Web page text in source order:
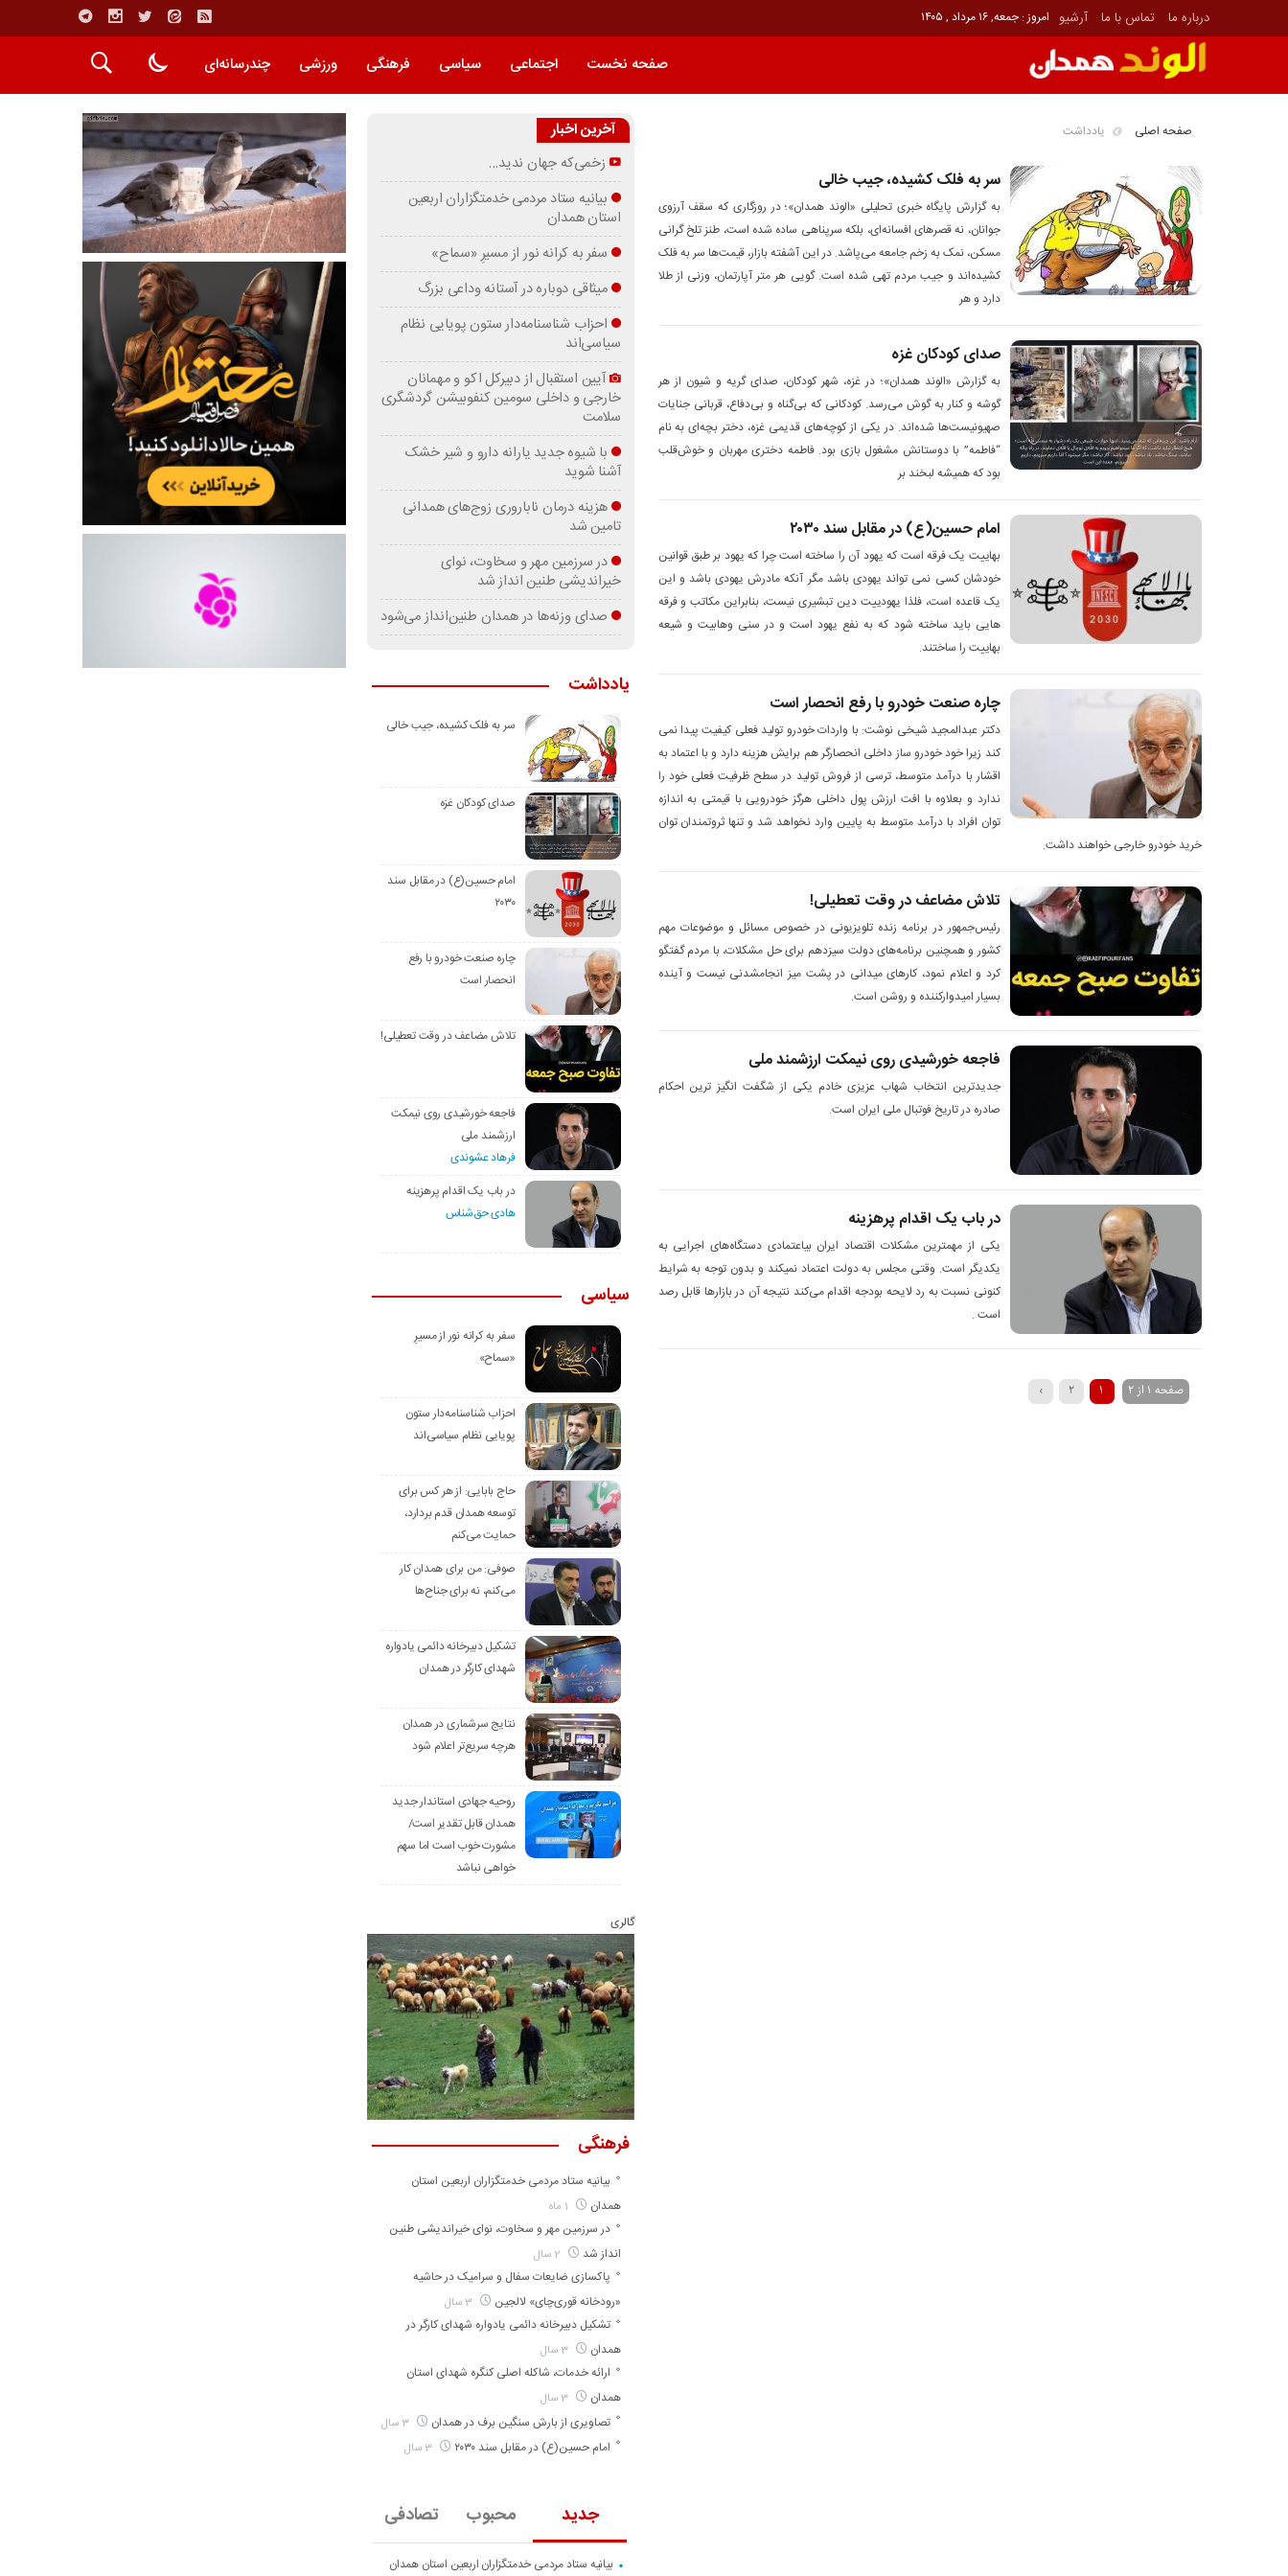
درباره ما تماس با ما آرشیو امروز : جمعه, ۱۶ مرداد , ۱۴۰۵
صفحه نخست اجتماعی سیاسی فرهنگی ورزشی چندرسانه‌ای
صفحه اصلی یادداشت
سر به فلک کشیده، جیب خالی
به گزارش پایگاه خبری تحلیلی «الوند همدان»؛ در روزگاری که سقف آرزوی
جوانان، نه قصرهای افسانه‌ای، بلکه سرپناهی ساده شده است، طنز تلخ گرانی
مسکن، نمک به زخم جامعه می‌پاشد. در این آشفته بازار، قیمت‌ها سر به فلک
کشیده‌اند و جیب مردم تهی شده است. گویی هر متر آپارتمان، وزنی از طلا
دارد و هر
صدای کودکان غزه
به گزارش «الوند همدان»؛ در غزه، شهر کودکان، صدای گریه و شیون از هر
گوشه و کنار به گوش می‌رسد. کودکانی که بی‌گناه و بی‌دفاع، قربانی جنایات
صهیونیست‌ها شده‌اند. در یکی از کوچه‌های قدیمی غزه، دختر بچه‌ای به نام
“فاطمه” با دوستانش مشغول بازی بود. فاطمه دختری مهربان و خوش‌قلب
بود که همیشه لبخند بر
امام حسین(ع) در مقابل سند ۲۰۳۰
بهاییت یک فرقه است که یهود آن را ساخته است چرا که یهود بر طبق قوانین
خودشان کسی نمی تواند یهودی باشد مگر آنکه مادرش یهودی باشد و این
یک قاعده است، فلذا یهودییت دین تبشیری نیست، بنابراین مکاتب و فرقه
هایی باید ساخته شود که به نفع یهود است و در سنی وهابیت و شیعه
بهاییت را ساختند.
چاره صنعت خودرو با رفع انحصار است
دکتر عبدالمجید شیخی نوشت: با واردات خودرو تولید فعلی کیفیت پیدا نمی
کند زیرا خود خودرو ساز داخلی انحصارگر هم برایش هزینه دارد و با اعتماد به
اقشار با درآمد متوسط، ترسی از فروش تولید در سطح ظرفیت فعلی خود را
ندارد و بعلاوه با افت ارزش پول داخلی هرگز خودرویی با قیمتی به اندازه
توان افراد با درآمد متوسط به پایین وارد نخواهد شد و تنها ثروتمندان توان
خرید خودرو خارجی خواهند داشت.
تلاش مضاعف در وقت تعطیلی!
رئیس‌جمهور در برنامه زنده تلویزیونی در خصوص مسائل و موضوعات مهم
کشور و همچنین برنامه‌های دولت سیزدهم برای حل مشکلات، با مردم گفتگو
کرد و اعلام نمود، کارهای میدانی در پشت میز انجام‎شدنی‎ نیست و آینده
بسیار امیدوارکننده و روشن است.
فاجعه خورشیدی روی نیمکت ارزشمند ملی
جدیدترین انتخاب شهاب عزیزی خادم یکی از شگفت انگیز ترین احکام
صادره در تاریخ فوتبال ملی ایران است.
در باب یک اقدام پرهزینه
یکی از مهمترین مشکلات اقتصاد ایران بی‎اعتمادی دستگاه‌های اجرایی به
یکدیگر است. وقتی مجلس به دولت اعتماد نمی‎کند و بدون توجه به شرایط
کنونی نسبت به رد لایحه بودجه اقدام می‌کند نتیجه آن در بازارها قابل رصد
است .
صفحه 1 از 2 1
2
›
آخرین اخبار
زخمی‌که جهان ندید…
بیانیه ستاد مردمی خدمتگزاران اربعین
استان همدان
سفر به کرانه‌ نور از مسیرِ «سماح»
میثاقی دوباره در آستانه‌ وداعی بزرگ
احزاب شناسنامه‌دار ستون پویایی نظام
سیاسی‌اند
آیین استقبال از دبیرکل اکو و مهمانان
خارجی و داخلی سومین کنفوبیشن گردشگری
سلامت
با شیوه جدید یارانه دارو و شیر خشک
آشنا شوید
هزینه درمان ناباروری زوج‌های همدانی
تامین شد
در سرزمین مهر و سخاوت، نوای
خیراندیشی طنین انداز شد
صدای وزنه‌ها در همدان طنین‌انداز می‌شود
یادداشت
سر به فلک کشیده، جیب خالی
صدای کودکان غزه
امام حسین(ع) در مقابل سند
۲۰۳۰
چاره صنعت خودرو با رفع
انحصار است
تلاش مضاعف در وقت تعطیلی!
فاجعه خورشیدی روی نیمکت
ارزشمند ملی
فرهاد عشوندی
در باب یک اقدام پرهزینه
هادی حق‌شناس
سیاسی
سفر به کرانه‌ نور از مسیرِ
«سماح»
احزاب شناسنامه‌دار ستون
پویایی نظام سیاسی‌اند
حاج بابایی: از هر کس برای
توسعه همدان قدم بردارد،
حمایت می‌کنم
صوفی: من برای همدان کار
می‌کنم، نه برای جناح‌ها
تشکیل دبیرخانه دائمی یادواره
شهدای کارگر در همدان
نتایج سرشماری در همدان
هرچه سریع‌تر اعلام شود
روحیه جهادی استاندار جدید
همدان قابل تقدیر است/
مشورت خوب است اما سهم
خواهی نباشد
گالری
جدید محبوب تصادفی
بیانیه ستاد مردمی خدمتگزاران اربعین استان همدان
فرهنگی
بیانیه ستاد مردمی خدمتگزاران اربعین استان
همدان
در سرزمین مهر و سخاوت، نوای خیراندیشی طنین
انداز شد
پاکسازی ضایعات سفال و سرامیک در حاشیه
«رودخانه قوری‌چای» لالجین
3 سال
تشکیل دبیرخانه دائمی یادواره شهدای کارگر در
همدان
3 سال
ارائه خدمات، شاکله اصلی کنگره شهدای استان
همدان
3 سال
تصاویری از بارش سنگین برف در همدان 3 سال
امام حسین(ع) در مقابل سند ۲۰۳۰ 3 سال